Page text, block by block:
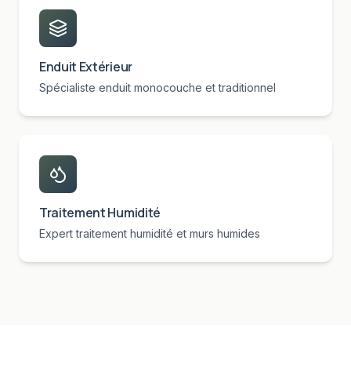
Enduit Extérieur
Spécialiste enduit monocouche et traditionnel
Traitement Humidité
Expert traitement humidité et murs humides